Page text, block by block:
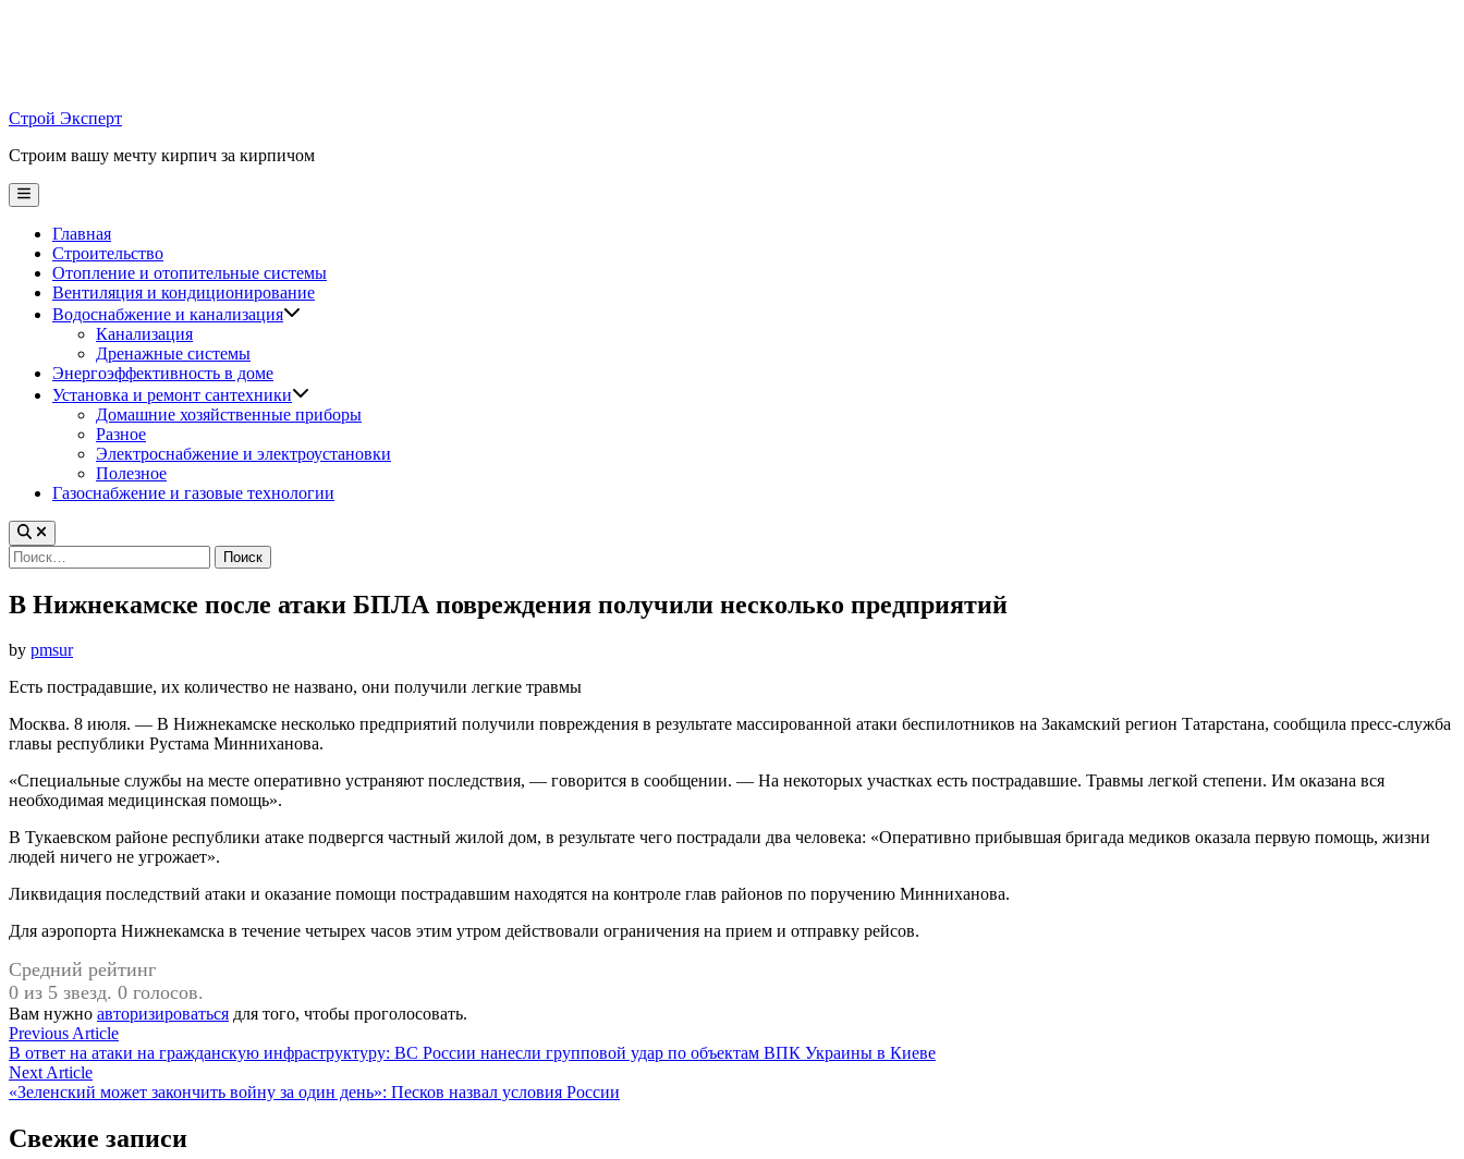
Строй Эксперт
Строим вашу мечту кирпич за кирпичом
Main
Menu
Главная
Строительство
Отопление и отопительные системы
Вентиляция и кондиционирование
Водоснабжение и канализация
Канализация
Дренажные системы
Энергоэффективность в доме
Установка и ремонт сантехники
Домашние хозяйственные приборы
Разное
Электроснабжение и электроустановки
Полезное
Газоснабжение и газовые технологии
Найти:
В Нижнекамске после атаки БПЛА повреждения получили несколько предприятий
by pmsur
Есть пострадавшие, их количество не названо, они получили легкие травмы
Москва. 8 июля. — В Нижнекамске несколько предприятий получили повреждения в результате массированной атаки беспилотников на Закамский регион Татарстана, сообщила пресс-служба
главы республики Рустама Минниханова.
«Специальные службы на месте оперативно устраняют последствия, — говорится в сообщении. — На некоторых участках есть пострадавшие. Травмы легкой степени. Им оказана вся
необходимая медицинская помощь».
В Тукаевском районе республики атаке подвергся частный жилой дом, в результате чего пострадали два человека: «Оперативно прибывшая бригада медиков оказала первую помощь, жизни
людей ничего не угрожает».
Ликвидация последствий атаки и оказание помощи пострадавшим находятся на контроле глав районов по поручению Минниханова.
Для аэропорта Нижнекамска в течение четырех часов этим утром действовали ограничения на прием и отправку рейсов.
Средний рейтинг
0 из 5 звезд. 0 голосов.
Вам нужно авторизироваться для того, чтобы проголосовать.
Навигация
по
записям
Previous ArticlePrevious
article:
В ответ на атаки на гражданскую инфраструктуру: ВС России нанесли групповой удар по объектам ВПК Украины в Киеве
Next ArticleNext
article:
«Зеленский может закончить войну за один день»: Песков назвал условия России
Свежие записи